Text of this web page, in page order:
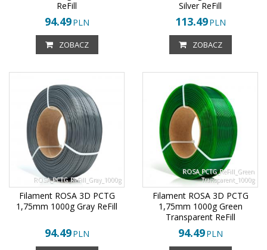
ReFill
94.49PLN
ZOBACZ
Silver ReFill
113.49PLN
ZOBACZ
ROSA_PCTG_ReFill_Gray_1000g
Filament ROSA 3D PCTG
1,75mm 1000g Gray ReFill
94.49PLN
ROSA_PCTG_ReFill_Green
Transparent_1000g
Filament ROSA 3D PCTG
1,75mm 1000g Green
Transparent ReFill
94.49PLN